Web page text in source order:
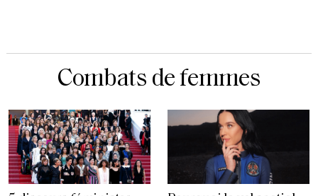
Combats de femmes